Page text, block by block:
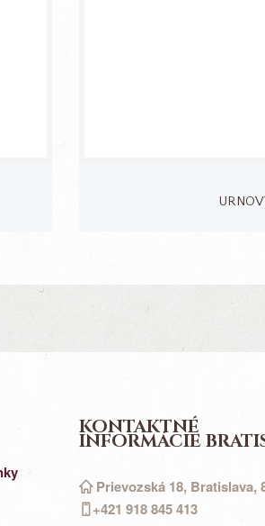
KONTAKTNÉ
INFORMÁCIE
Prievozská 18, Bratislava,
+421 918 845 413